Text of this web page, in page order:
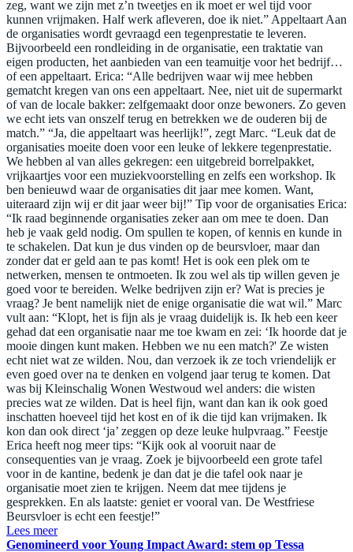
zeg, want we zijn met z’n tweetjes en ik moet er wel tijd voor
kunnen vrijmaken. Half werk afleveren, doe ik niet.” Appeltaart Aan
de organisaties wordt gevraagd een tegenprestatie te leveren.
Bijvoorbeeld een rondleiding in de organisatie, een traktatie van
eigen producten, het aanbieden van een teamuitje voor het bedrijf…
of een appeltaart. Erica: “Alle bedrijven waar wij mee hebben
gematcht kregen van ons een appeltaart. Nee, niet uit de supermarkt
of van de locale bakker: zelfgemaakt door onze bewoners. Zo geven
we echt iets van onszelf terug en betrekken we de ouderen bij de
match.” “Ja, die appeltaart was heerlijk!”, zegt Marc. “Leuk dat de
organisaties moeite doen voor een leuke of lekkere tegenprestatie.
We hebben al van alles gekregen: een uitgebreid borrelpakket,
vrijkaartjes voor een muziekvoorstelling en zelfs een workshop. Ik
ben benieuwd waar de organisaties dit jaar mee komen. Want,
uiteraard zijn wij er dit jaar weer bij!” Tip voor de organisaties Erica:
“Ik raad beginnende organisaties zeker aan om mee te doen. Dan
heb je vaak geld nodig. Om spullen te kopen, of kennis en kunde in
te schakelen. Dat kun je dus vinden op de beursvloer, maar dan
zonder dat er geld aan te pas komt! Het is ook een plek om te
netwerken, mensen te ontmoeten. Ik zou wel als tip willen geven je
goed voor te bereiden. Welke bedrijven zijn er? Wat is precies je
vraag? Je bent namelijk niet de enige organisatie die wat wil.” Marc
vult aan: “Klopt, het is fijn als je vraag duidelijk is. Ik heb een keer
gehad dat een organisatie naar me toe kwam en zei: ‘Ik hoorde dat je
mooie dingen kunt maken. Hebben we nu een match?' Ze wisten
echt niet wat ze wilden. Nou, dan verzoek ik ze toch vriendelijk er
even goed over na te denken en volgend jaar terug te komen. Dat
was bij Kleinschalig Wonen Westwoud wel anders: die wisten
precies wat ze wilden. Dat is heel fijn, want dan kan ik ook goed
inschatten hoeveel tijd het kost en of ik die tijd kan vrijmaken. Ik
kon dan ook direct ‘ja’ zeggen op deze leuke hulpvraag.” Feestje
Erica heeft nog meer tips: “Kijk ook al vooruit naar de
consequenties van je vraag. Zoek je bijvoorbeeld een grote tafel
voor in de kantine, bedenk je dan dat je die tafel ook naar je
organisatie moet zien te krijgen. Neem dat mee tijdens je
gesprekken. En als laatste: geniet er vooral van. De Westfriese
Beursvloer is echt een feestje!”
Lees meer
Genomineerd voor Young Impact Award: stem op Tessa